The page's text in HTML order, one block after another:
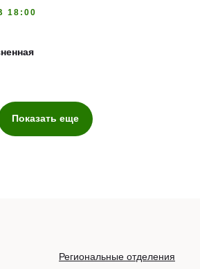
18:00
Показать еще
Региональные отделения